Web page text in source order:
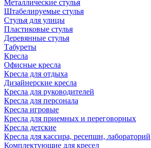
Металлические стулья
Штабелируемые стулья
Стулья для улицы
Пластиковые стулья
Деревянные стулья
Табуреты
Кресла
Офисные кресла
Кресла для отдыха
Дизайнерские кресла
Кресла для руководителей
Кресла для персонала
Кресла игровые
Кресла для приемных и переговорных
Кресла детские
Кресла для кассира, ресепшн, лабораторий
Комплектующие для кресел